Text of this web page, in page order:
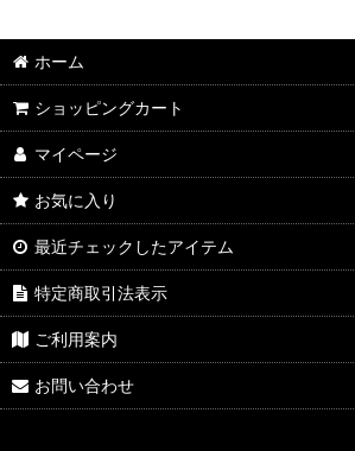
大会参加
特価商品
ストリクスヘイヴンの秘密
マジック：ザ・ギャザリング | ミュータント
ローウィンの昏明
マジック：ザ・ギャザリング | アバター 伝説
ホーム
ショッピングカート
マイページ
お気に入り
最近チェックしたアイテム
特定商取引法表示
ご利用案内
お問い合わせ